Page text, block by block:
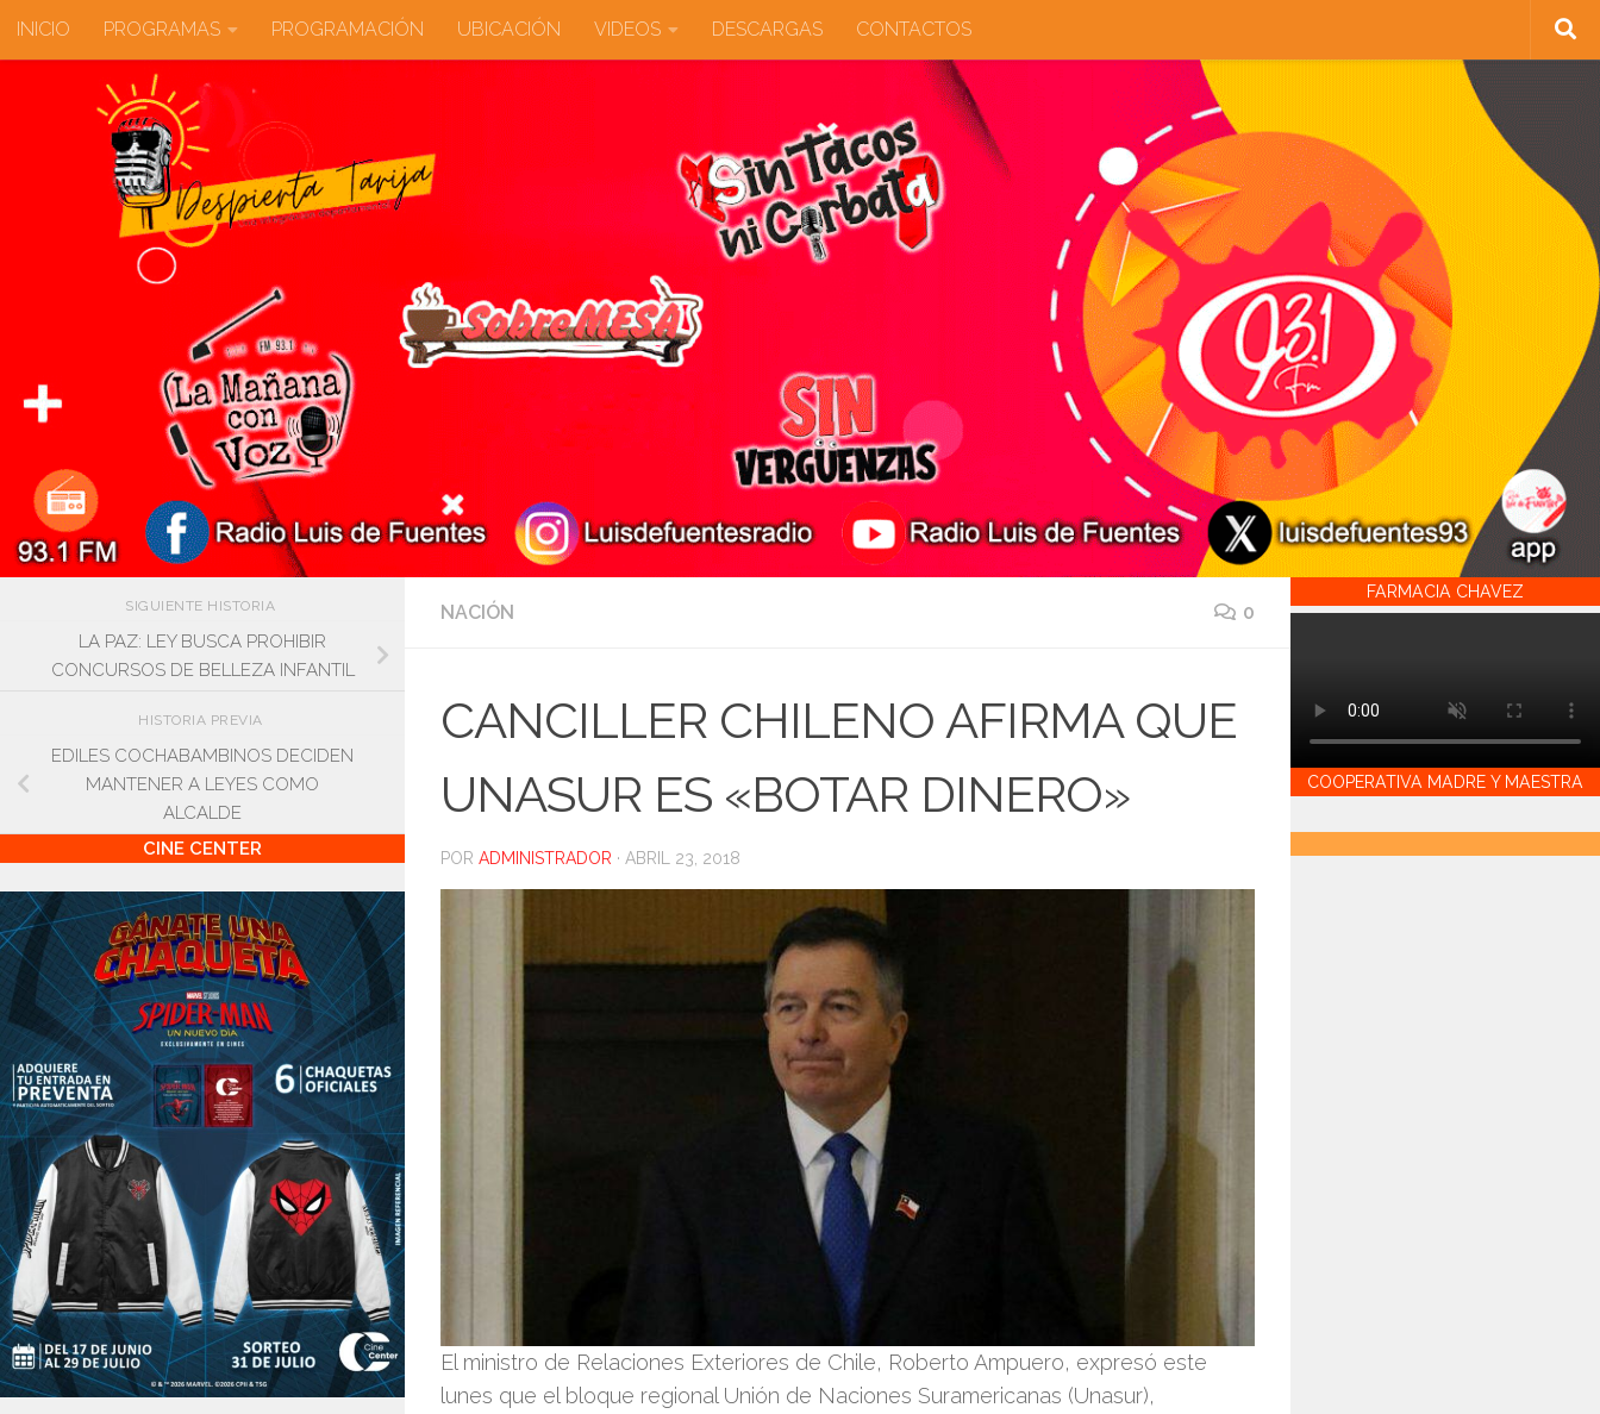
Saltar al contenido
INICIO PROGRAMAS PROGRAMACIÓN UBICACIÓN VIDEOS DESCARGAS CONTACTOS
NACIÓN 0
CANCILLER CHILENO AFIRMA QUE
UNASUR ES «BOTAR DINERO»
POR ADMINISTRADOR · ABRIL 23, 2018
El ministro de Relaciones Exteriores de Chile, Roberto Ampuero, expresó este
lunes que el bloque regional Unión de Naciones Suramericanas (Unasur),
SIGUIENTE HISTORIA
LA PAZ: LEY BUSCA PROHIBIR
CONCURSOS DE BELLEZA INFANTIL
HISTORIA PREVIA
EDILES COCHABAMBINOS DECIDEN
MANTENER A LEYES COMO
ALCALDE
CINE CENTER
FARMACIA CHAVEZ
COOPERATIVA MADRE Y MAESTRA